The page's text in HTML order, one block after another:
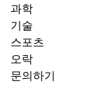
과학
기술
스포츠
오락
문의하기